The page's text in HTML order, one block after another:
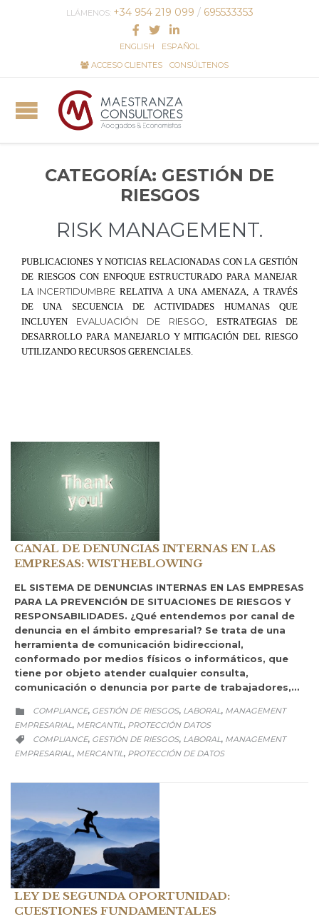
LLÁMENOS: +34 954 219 099 / 695533353
ENGLISH
ESPAÑOL
ACCESO CLIENTES
CONSÚLTENOS
CATEGORÍA: GESTIÓN DE
RIESGOS
RISK MANAGEMENT.
PUBLICACIONES Y NOTICIAS RELACIONADAS CON LA GESTIÓN
DE RIESGOS CON ENFOQUE ESTRUCTURADO PARA MANEJAR
LA INCERTIDUMBRE RELATIVA A UNA AMENAZA, A TRAVÉS
DE UNA SECUENCIA DE ACTIVIDADES HUMANAS QUE
INCLUYEN EVALUACIÓN DE RIESGO , ESTRATEGIAS DE
DESARROLLO PARA MANEJARLO Y MITIGACIÓN DEL RIESGO
UTILIZANDO RECURSOS GERENCIALES.
CANAL DE DENUNCIAS INTERNAS EN LAS
EMPRESAS: WISTHEBLOWING
EL SISTEMA DE DENUNCIAS INTERNAS EN LAS EMPRESAS
PARA LA PREVENCIÓN DE SITUACIONES DE RIESGOS Y
RESPONSABILIDADES. ¿Qué entendemos por canal de
denuncia en el ámbito empresarial? Se trata de una
herramienta de comunicación bidireccional,
conformado por medios físicos o informáticos, que
tiene por objeto atender cualquier consulta,
comunicación o denuncia por parte de trabajadores,…
 CATEGORY
COMPLIANCE, GESTIÓN DE RIESGOS, LABORAL , MANAGEMENT
EMPRESARIAL, MERCANTIL, PROTECCIÓN DATOS
 CATEGORY
COMPLIANCE, GESTIÓN DE RIESGOS, LABORAL, MANAGEMENT
EMPRESARIAL, MERCANTIL, PROTECCIÓN DE DATOS
LEY DE SEGUNDA OPORTUNIDAD:
CUESTIONES FUNDAMENTALES